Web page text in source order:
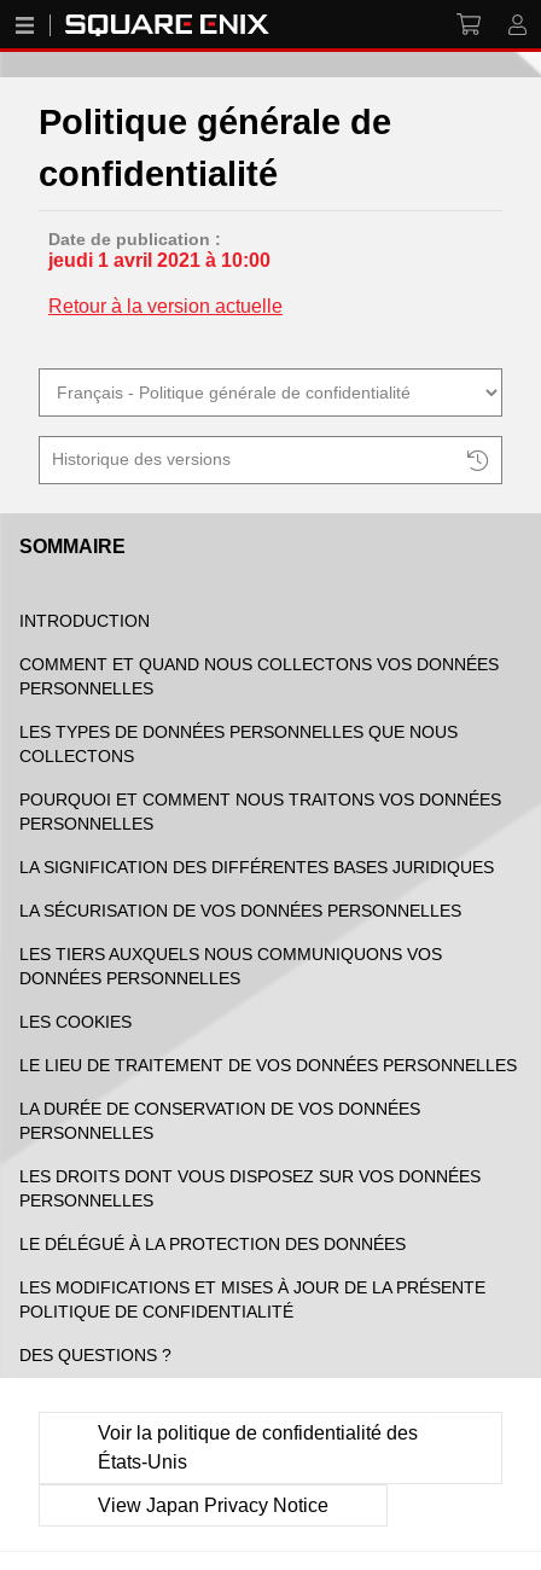
Politique générale de
confidentialité
Date de publication :
jeudi 1 avril 2021 à 10:00
Retour à la version actuelle
Historique des versions
SOMMAIRE
INTRODUCTION
COMMENT ET QUAND NOUS COLLECTONS VOS DONNÉES
PERSONNELLES
LES TYPES DE DONNÉES PERSONNELLES QUE NOUS
COLLECTONS
POURQUOI ET COMMENT NOUS TRAITONS VOS DONNÉES
PERSONNELLES
LA SIGNIFICATION DES DIFFÉRENTES BASES JURIDIQUES
LA SÉCURISATION DE VOS DONNÉES PERSONNELLES
LES TIERS AUXQUELS NOUS COMMUNIQUONS VOS
DONNÉES PERSONNELLES
LES COOKIES
LE LIEU DE TRAITEMENT DE VOS DONNÉES PERSONNELLES
LA DURÉE DE CONSERVATION DE VOS DONNÉES
PERSONNELLES
LES DROITS DONT VOUS DISPOSEZ SUR VOS DONNÉES
PERSONNELLES
LE DÉLÉGUÉ À LA PROTECTION DES DONNÉES
LES MODIFICATIONS ET MISES À JOUR DE LA PRÉSENTE
POLITIQUE DE CONFIDENTIALITÉ
DES QUESTIONS ?
Voir la politique de confidentialité des
États-Unis
View Japan Privacy Notice